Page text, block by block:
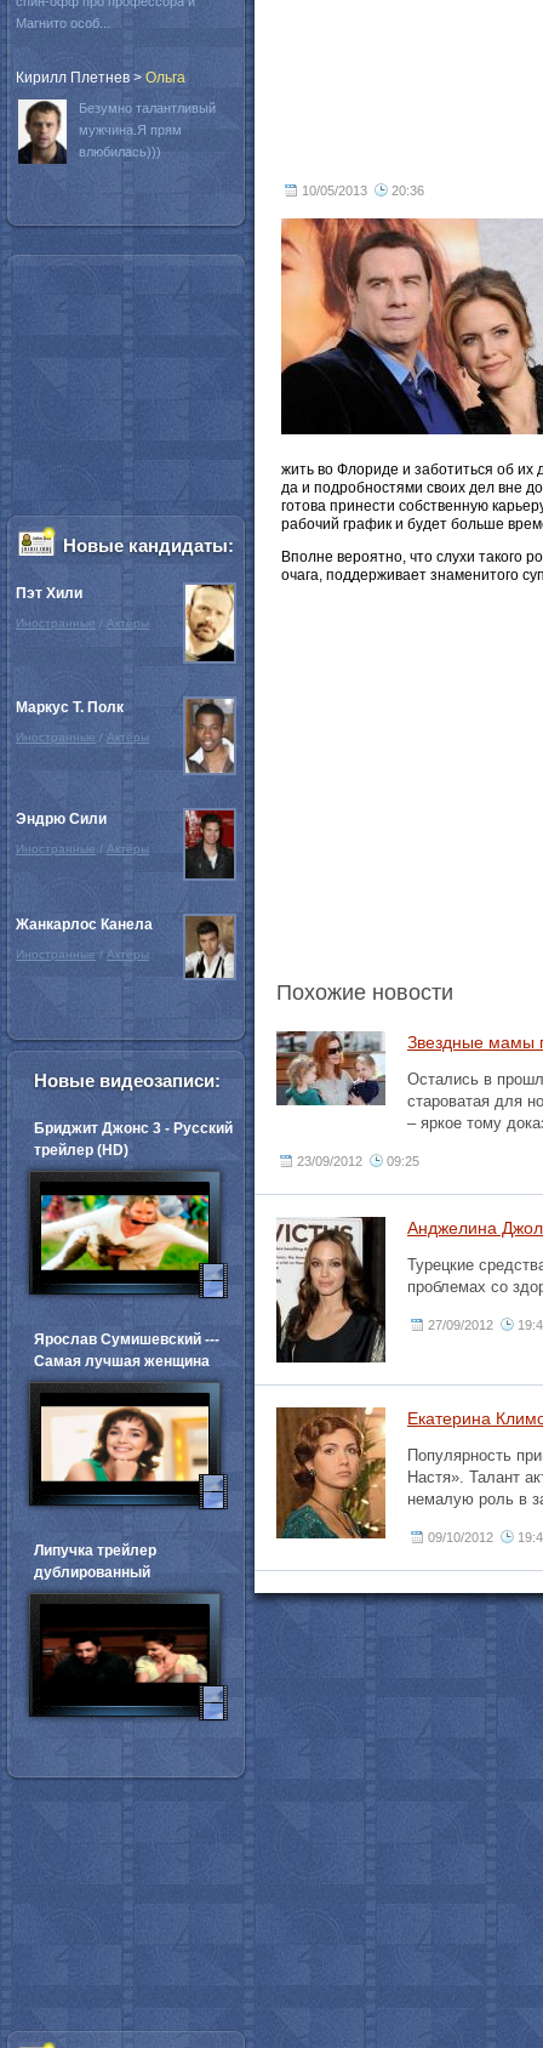
10/05/2013 20:36
жить во Флориде и заботиться об их
да и подробностями своих дел вне
готова принести собственную
рабочий график и будет больше
Вполне вероятно, что слухи такого
очага, поддерживает знаменитого
Похожие новости
Звездные мамы
Остались в
староватая для
– яркое тому
23/09/2012 09:25
Анджелина
Турецкие
проблемах со
27/09/2012
Екатерина
Популярность
Настя». Талант
немалую роль в
09/10/2012
Магнито особ...
Кирилл Плетнев > Oльга
Безумно талантливый
мужчина.Я прям
влюбилась)))
Новые кандидаты:
Пэт Хили
Иностранные / Актёры
Маркус Т. Полк
Иностранные / Актёры
Эндрю Сили
Иностранные / Актёры
Жанкарлос Канела
Иностранные / Актёры
Новые видеозаписи:
Бриджит Джонс 3 - Русский
трейлер (HD)
Ярослав Сумишевский ---
Самая лучшая женщина
Липучка трейлер
дублированный